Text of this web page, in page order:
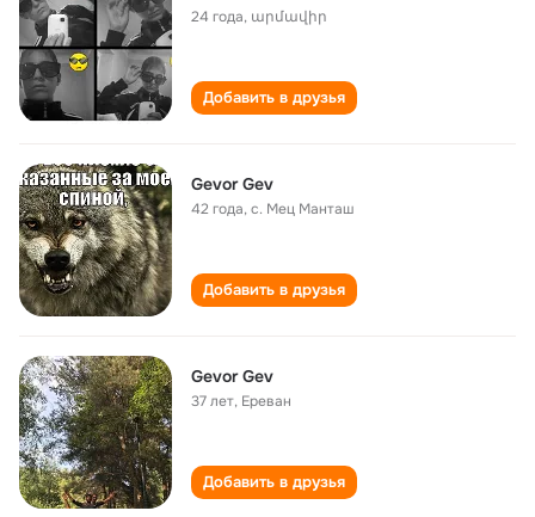
24 года, արմավիր
Добавить в друзья
Gevor Gev
42 года,с. Мец Манташ
Добавить в друзья
Gevor Gev
37 лет, Ереван
Добавить в друзья